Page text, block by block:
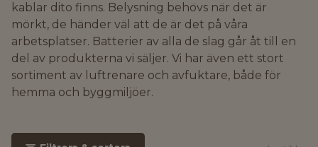
kablar dito finns. Belysning behövs när det är
mörkt, de händer väl att de är det på våra
arbetsplatser. Batterier av alla de slag går åt till en
del av produkterna vi säljer. Vi har även ett stort
sortiment av luftrenare och avfuktare, både för
hemma och byggmiljöer.